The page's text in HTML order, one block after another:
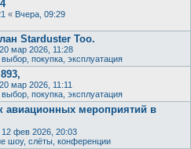
« Вчера, 09:29
Starduster Too.
20 мар 2026, 11:28
покупка, эксплуатация
20 мар 2026, 11:11
покупка, эксплуатация
авиационных мероприятий в
12 фев 2026, 20:03
шоу, слёты, конференции